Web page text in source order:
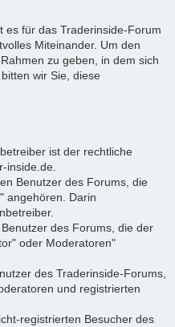
es für das Traderinside-Forum
Miteinander. Um den
zu geben, in dem sich
wir Sie, diese
ist der rechtliche
inside.de.
Benutzer des Forums, die
angehören. Darin
des Forums, die der
oder Moderatoren"
des Traderinside-Forums,
und registrierten
registrierten Besucher des